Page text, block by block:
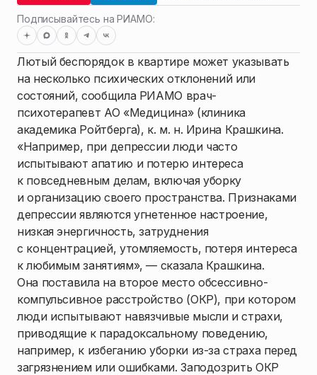
Подписывайтесь на РИАМО:
Лютый беспорядок в квартире может указывать
на несколько психических отклонений или
состояний, сообщила РИАМО врач-
психотерапевт АО «Медицина» (клиника
академика Ройтберга), к. м. н. Ирина Крашкина.
«Например, при депрессии люди часто
испытывают апатию и потерю интереса
к повседневным делам, включая уборку
и организацию своего пространства. Признаками
депрессии являются угнетенное настроение,
низкая энергичность, затруднения
с концентрацией, утомляемость, потеря интереса
к любимым занятиям», — сказала Крашкина.
Она поставила на второе место обсессивно-
компульсивное расстройство (ОКР), при котором
люди испытывают навязчивые мысли и страхи,
приводящие к парадоксальному поведению,
например, к избеганию уборки из-за страха перед
загрязнением или ошибками. Заподозрить ОКР